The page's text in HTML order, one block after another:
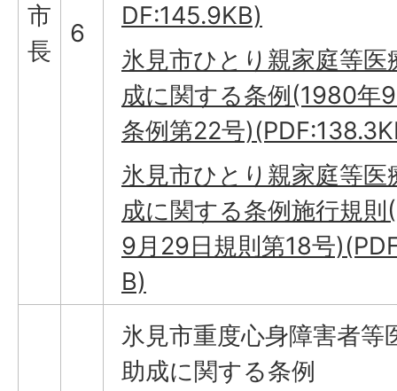
市
長
6
DF:145.9KB)
氷見市ひとり親家庭等医
成に関する条例(1980年
条例第22号
氷見市ひとり親家庭等医
成に関する条例施行規
9月29日規則第18号
B)
氷見市重度心身障害者等
助成に関する条例